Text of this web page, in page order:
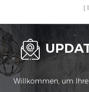
Willkommen, um Ihre